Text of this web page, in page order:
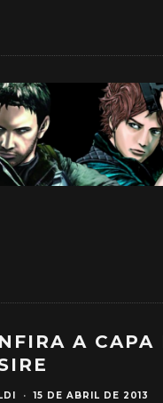
A
· 15 DE ABRIL DE 2013